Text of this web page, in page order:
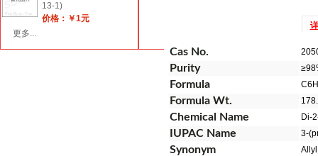
13-1)
价格：￥1元
更多...
Cas No.
Purity
Formula C6 H
Formula Wt.
Chemical Name Di-
IUPAC Name 3-
Synonym